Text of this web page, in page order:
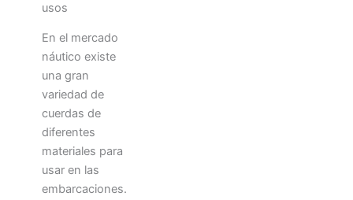
usos
En el mercado
náutico existe
una gran
variedad de
cuerdas de
diferentes
materiales para
usar en las
embarcaciones.